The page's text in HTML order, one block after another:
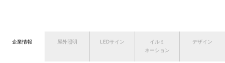
企業情報 屋外照明 LEDサイン
イルミ
ネーション
デザイン
道の駅 海南サクアス 駅名LEDサイン 贈呈式